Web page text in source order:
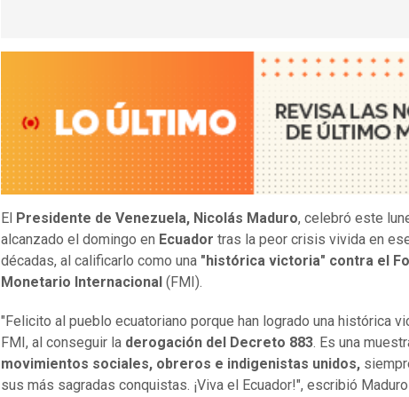
El Presidente de Venezuela, Nicolás Maduro, celebró este
alcanzado el domingo en Ecuador tras la peor crisis vivida en
décadas, al calificarlo como una "histórica victoria" contra el
Monetario Internacional (FMI).
"Felicito al pueblo ecuatoriano porque han logrado una histórica
FMI, al conseguir la derogación del Decreto 883. Es una
movimientos sociales, obreros e indigenistas unidos,
sus más sagradas conquistas. ¡Viva el Ecuador!", escribió